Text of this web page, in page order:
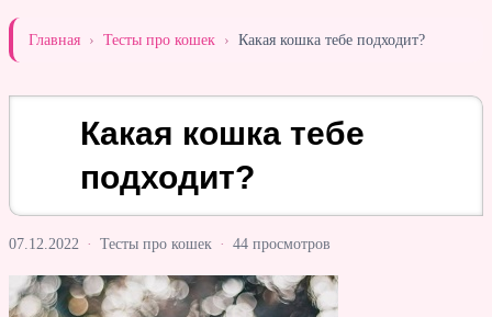
Главная › Тесты про кошек › Какая кошка тебе подходит?
Какая кошка тебе
подходит?
07.12.2022 · Тесты про кошек · 44 просмотров